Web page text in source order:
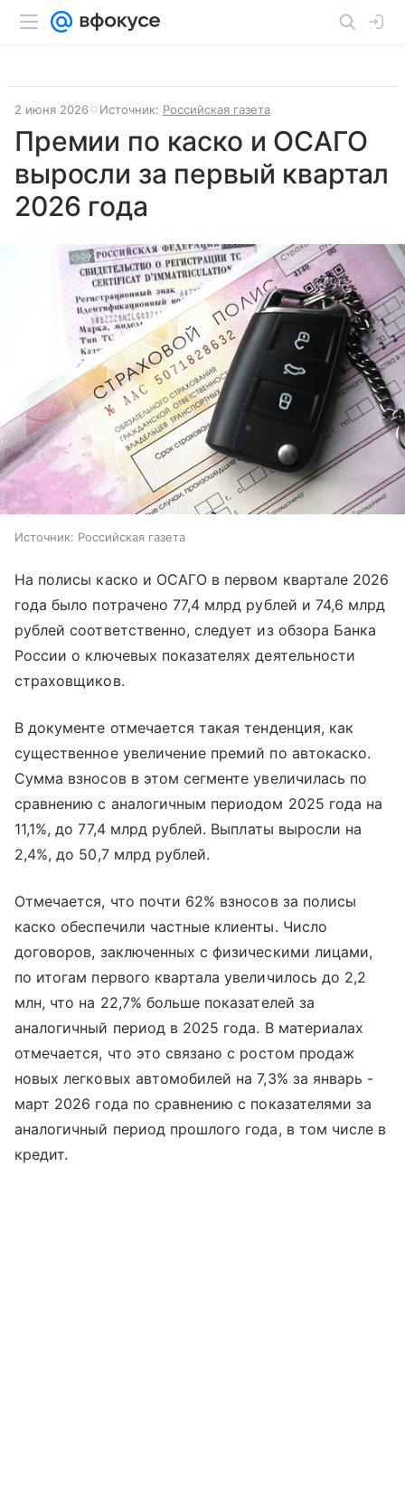
2 июня 2026 Источник: Российская газета
Премии по каско и ОСАГО
выросли за первый квартал
2026 года
Источник: Российская газета
На полисы каско и ОСАГО в первом квартале 2026
года было потрачено 77,4 млрд рублей и 74,6 млрд
рублей соответственно, следует из обзора Банка
России о ключевых показателях деятельности
страховщиков.
В документе отмечается такая тенденция, как
существенное увеличение премий по автокаско.
Сумма взносов в этом сегменте увеличилась по
сравнению с аналогичным периодом 2025 года на
11,1%, до 77,4 млрд рублей. Выплаты выросли на
2,4%, до 50,7 млрд рублей.
Отмечается, что почти 62% взносов за полисы
каско обеспечили частные клиенты. Число
договоров, заключенных с физическими лицами,
по итогам первого квартала увеличилось до 2,2
млн, что на 22,7% больше показателей за
аналогичный период в 2025 года. В материалах
отмечается, что это связано с ростом продаж
новых легковых автомобилей на 7,3% за январь -
март 2026 года по сравнению с показателями за
аналогичный период прошлого года, в том числе в
кредит.